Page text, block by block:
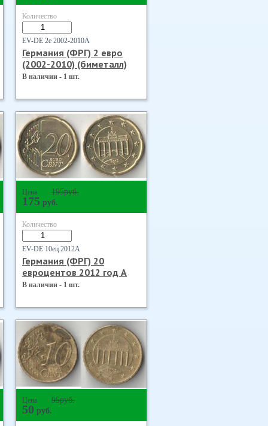
Количество
EV-DE 2е 2002-2010А
Германия (ФРГ) 2 евро
(2002-2010) (биметалл)
В наличии - 1 шт.
Цена 195руб.
175 руб.
Количество
EV-DE 10ец 2012А
Германия (ФРГ) 20
евроцентов 2012 год А
В наличии - 1 шт.
Цена 95руб.
50 руб.